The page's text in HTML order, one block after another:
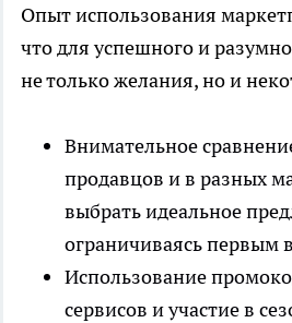
Опыт использования
что для успешного и
не только желания, но и
Внимательное
продавцов и в разных
выбрать идеальное
ограничиваясь первым
Использование
сервисов и участие в